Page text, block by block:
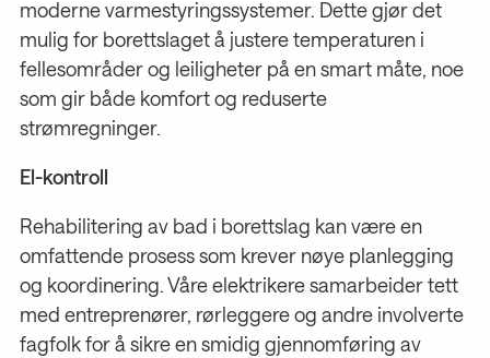
moderne varmestyringssystemer. Dette gjør det
mulig for borettslaget å justere temperaturen i
fellesområder og leiligheter på en smart måte, noe
som gir både komfort og reduserte
strømregninger.
El-kontroll
Rehabilitering av bad i borettslag kan være en
omfattende prosess som krever nøye planlegging
og koordinering. Våre elektrikere samarbeider tett
med entreprenører, rørleggere og andre involverte
fagfolk for å sikre en smidig gjennomføring av